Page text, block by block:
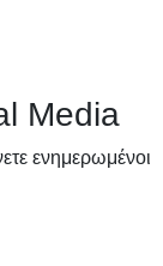
Media
ενημερωμένοι